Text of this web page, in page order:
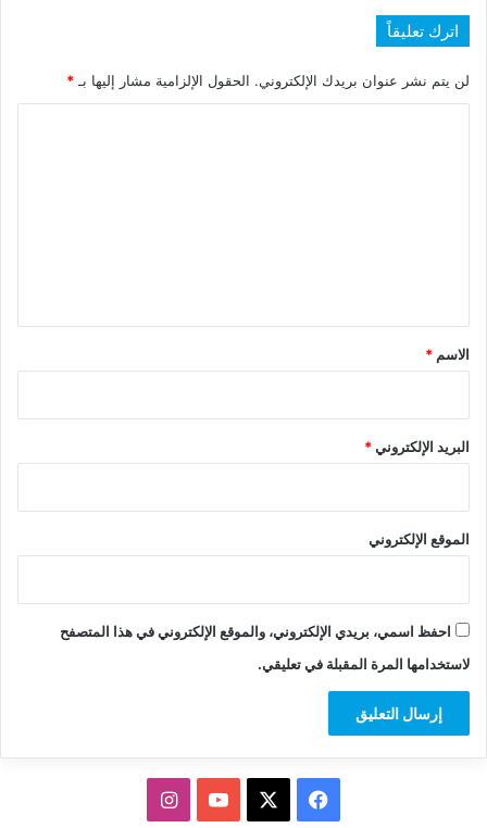
اترك تعليقاً
لن يتم نشر عنوان بريدك الإلكتروني. الحقول الإلزامية مشار إليها بـ *
*
الاسم *
البريد الإلكتروني*
الموقع الإلكتروني
احفظ اسمي، بريدي الإلكتروني، والموقع الإلكتروني في هذا المتصفح
لاستخدامها المرة المقبلة في تعليقي.
فيسبوك ‫YouTubeانستقرام